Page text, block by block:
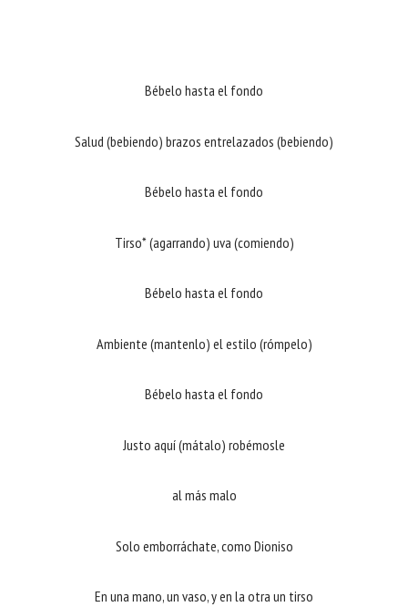
Bébelo hasta el fondo
Salud (bebiendo) brazos entrelazados (bebiendo)
Bébelo hasta el fondo
Tirso* (agarrando) uva (comiendo)
Bébelo hasta el fondo
Ambiente (mantenlo) el estilo (rómpelo)
Bébelo hasta el fondo
Justo aquí (mátalo) robémosle
al más malo
Solo emborráchate, como Dioniso
En una mano, un vaso, y en la otra un tirso